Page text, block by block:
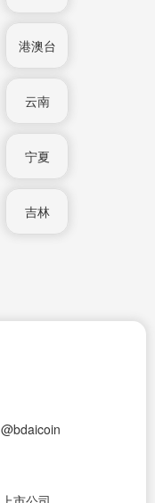
港澳台
云南
宁夏
吉林
@bdaicoin